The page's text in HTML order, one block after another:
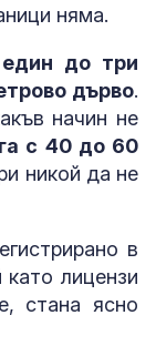
няма.
до три
дърво.
начин не
с 40 до 60
никой да не
в
лицензи
стана ясно